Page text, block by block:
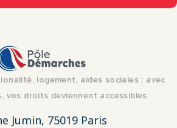
logement, aides sociales : avec
vos droits deviennent accessibles
Jumin, 75019 Paris